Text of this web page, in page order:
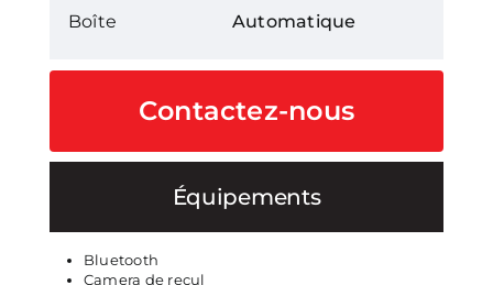
Boîte
Automatique
Contactez-nous
Équipements
Bluetooth
Camera de recul